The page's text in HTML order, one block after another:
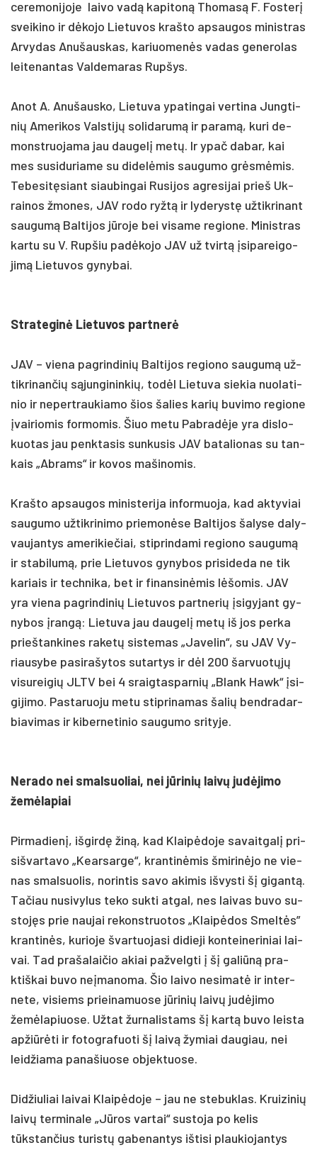
ce­re­mo­ni­jo­je lai­vo vadą ka­pi­toną Tho­masą F. Fos­terį
svei­ki­no ir dėko­jo Lie­tu­vos kraš­to ap­sau­gos mi­nist­ras
Ar­vy­das Anu­šaus­kas, ka­riuo­menės va­das ge­ne­ro­las
lei­te­nan­tas Val­de­ma­ras Rup­šys.
Anot A. Anu­šaus­ko, Lie­tu­va ypa­tin­gai ver­ti­na Jung­ti­
nių Ame­ri­kos Vals­tijų so­li­da­rumą ir pa­ramą, ku­ri de­
monst­ruo­ja­ma jau dau­gelį metų. Ir ypač da­bar, kai
mes su­si­du­ria­me su di­delė­mis sau­gu­mo grėsmėmis.
Te­be­sitę­siant siau­bin­gai Ru­si­jos ag­re­si­jai prie­š Uk­
rai­nos žmo­nes, JAV ro­do ryžtą ir ly­de­rystę už­tik­ri­nant
sau­gumą Bal­ti­jos jūro­je bei vi­sa­me re­gio­ne. Mi­nist­ras
kar­tu su V. Rup­šiu pa­dėko­jo JAV už tvirtą įsi­pa­rei­go­
jimą Lie­tu­vos gy­ny­bai.
Stra­te­ginė Lie­tu­vos par­tnerė
JAV – vie­na pa­grin­di­nių Bal­ti­jos re­gio­no sau­gumą už­
tik­ri­nan­čių sąjun­gi­nin­kių, todėl Lie­tu­va sie­kia nuo­la­ti­
nio ir ne­pert­rau­kia­mo šios ša­lies ka­rių bu­vi­mo re­gio­ne
įvai­rio­mis for­mo­mis. Šiuo me­tu Pab­radė­je yra dis­lo­
kuo­tas jau penk­ta­sis sun­ku­sis JAV ba­ta­lio­nas su tan­
kais „Ab­rams“ ir ko­vos ma­ši­no­mis.
Kraš­to ap­sau­gos mi­nis­te­ri­ja in­for­muo­ja, kad ak­ty­viai
sau­gu­mo už­tik­ri­ni­mo prie­monė­se Bal­ti­jos ša­ly­se da­ly­
vau­jan­tys ame­ri­kie­čiai, stip­rin­da­mi re­gio­no sau­gumą
ir sta­bi­lumą, prie Lie­tu­vos gy­ny­bos pri­si­de­da ne tik
ka­riais ir tech­ni­ka, bet ir fi­nan­sinė­mis lėšo­mis. JAV
yra vie­na pa­grin­di­nių Lie­tu­vos par­tne­rių įsi­gy­jant gy­
ny­bos įrangą: Lie­tu­va jau dau­gelį metų iš jos per­ka
prie­štan­ki­nes ra­ketų sis­te­mas „Ja­ve­lin“, su JAV Vy­
riau­sy­be pa­si­ra­šy­tos su­tar­tys ir dėl 200 šar­vuotųjų
vi­su­rei­gių JLTV bei 4 sraig­tas­par­nių „Blank Hawk“ įsi­
gi­ji­mo. Pas­ta­ruo­ju me­tu stip­ri­na­mas ša­lių bend­ra­dar­
bia­vi­mas ir ki­ber­ne­ti­nio sau­gu­mo sri­ty­je.
Ne­ra­do nei smal­suo­liai, nei jūri­nių laivų judė­ji­mo
žemė­la­piai
Pir­ma­dienį, iš­girdę žiną, kad Klaipė­do­je sa­vait­galį pri­
si­švar­ta­vo „Kear­sar­ge“, kran­tinė­mis šmi­rinė­jo ne vie­
nas smal­suo­lis, no­rin­tis sa­vo aki­mis iš­vys­ti šį gi­gantą.
Ta­čiau nu­si­vy­lus te­ko su­kti at­gal, nes lai­vas bu­vo su­
stojęs prie nau­jai re­konst­ruo­tos „Klaipė­dos Smeltės”
kran­tinės, ku­rio­je švar­tuo­ja­si di­die­ji kon­tei­ne­ri­niai lai­
vai. Tad pra­ša­lai­čio akiai pa­žvelg­ti į šį ga­liūną pra­
ktiš­kai bu­vo ne­įma­no­ma. Šio lai­vo ne­si­matė ir in­ter­
ne­te, vi­siems priei­na­muo­se jūri­nių laivų judė­ji­mo
žemė­la­piuo­se. Už­tat žur­na­lis­tams šį kartą bu­vo leis­ta
ap­žiūrė­ti ir fo­tog­ra­fuo­ti šį laivą žy­miai dau­giau, nei
leid­žia­ma pa­na­šiuo­se ob­jek­tuo­se.
Did­žiu­liai lai­vai Klaipė­do­je – jau ne ste­buk­las. Krui­zi­nių
laivų ter­mi­na­le „Jūros var­tai“ su­sto­ja po ke­lis
tūkstan­čius tu­ristų ga­be­nan­tys iš­ti­si plau­kio­jan­tys